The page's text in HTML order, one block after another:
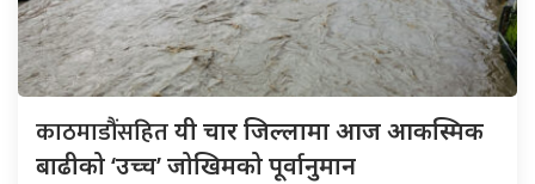
काठमाडौंसहितयी चार जिल्लामा आज आकस्मिक
बाढीको ‘उच्च’ जोखिमको पूर्वानुमान